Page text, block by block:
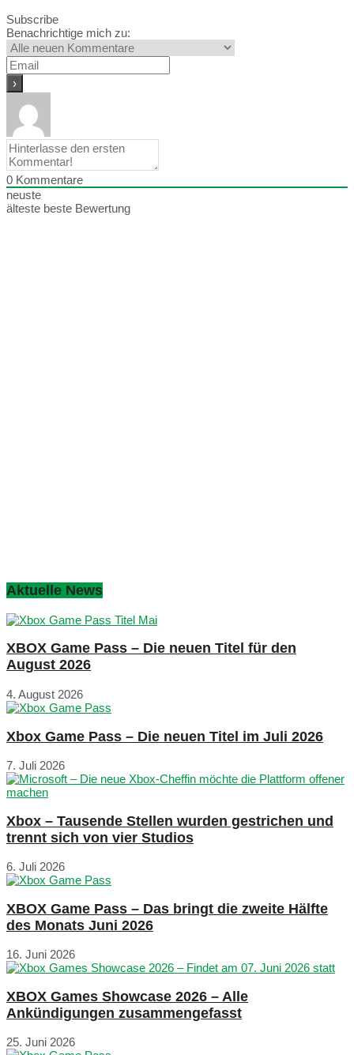
Subscribe
Benachrichtige mich zu:
0 Kommentare
neuste
älteste beste Bewertung
Aktuelle News
XBOX Game Pass – Die neuen Titel für den
August 2026
4. August 2026
Xbox Game Pass – Die neuen Titel im Juli 2026
7. Juli 2026
Xbox – Tausende Stellen wurden gestrichen und
trennt sich von vier Studios
6. Juli 2026
XBOX Game Pass – Das bringt die zweite Hälfte
des Monats Juni 2026
16. Juni 2026
XBOX Games Showcase 2026 – Alle
Ankündigungen zusammengefasst
25. Juni 2026